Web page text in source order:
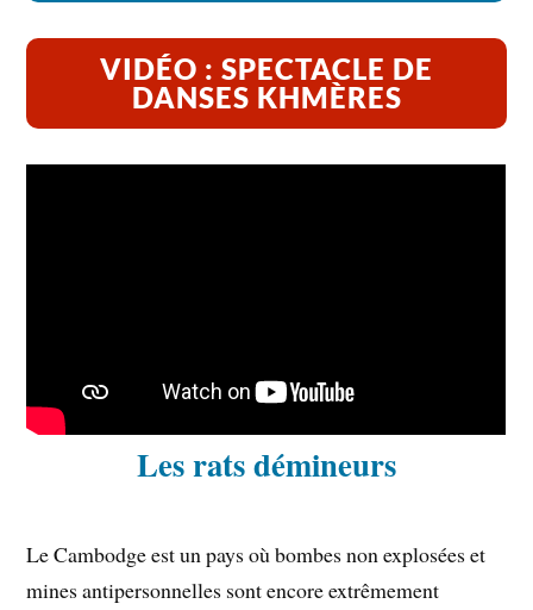
VIDÉO : SPECTACLE DE
DANSES KHMÈRES
Les rats démineurs
Le Cambodge est un pays où bombes non explosées et
mines antipersonnelles sont encore extrêmement